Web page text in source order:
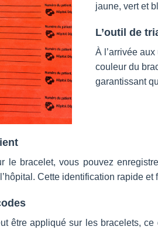
jaune, vert et
L’outil de
À l’arrivée
couleur du
garantissant
le bracelet, vous pouvez
Cette identification rapide
être appliqué sur les bracelets,